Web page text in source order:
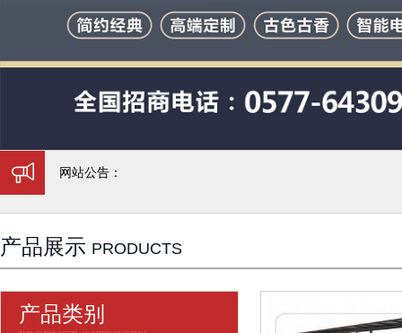
网站公告：
产品展示 PRODUCTS
产品类别